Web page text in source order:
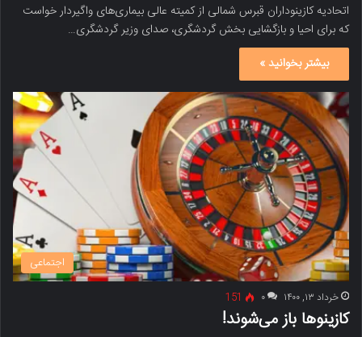
اتحادیه کازینو‌داران قبرس شمالی از کمیته عالی بیماری‌های واگیردار خواست
که برای احیا و بازگشایی بخش گردشگری، صدای وزیر گردشگری…
بیشتر بخوانید »
اجتماعی
خرداد ۱۳, ۱۴۰۰ ۰ 151
کازینوها باز می‌شوند!